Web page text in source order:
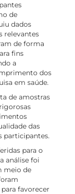
de
dados
relevantes
de forma
fins
a
dos
em saúde.
de amostras
das
participantes.
para o
análise foi
meio de
favorecer